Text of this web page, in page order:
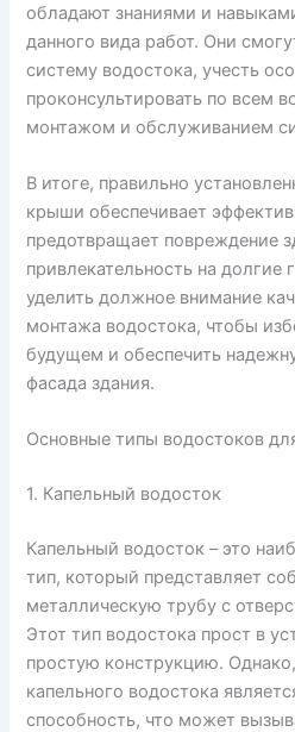
обладают знаниями и
данного вида работ. Они
систему водостока, учесть
проконсультировать по всем
монтажом и обслуживанием
В итоге, правильно
крыши обеспечивает
предотвращает повреждение
привлекательность на долгие
уделить должное внимание
монтажа водостока, чтобы
будущем и обеспечить
фасада здания.
Основные типы водостоков
1. Капельный водосток
Капельный водосток – это
тип, который представляет
металлическую трубу с
Этот тип водостока прост в
простую конструкцию.
капельного водостока
способность, что может